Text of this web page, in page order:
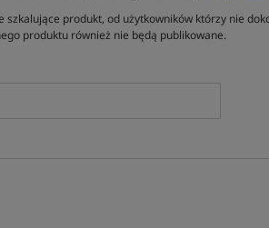
produkt, od użytkowników którzy nie
produktu również nie będą publikowane.